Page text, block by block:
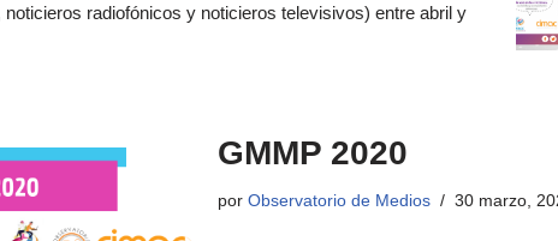
radiofónicos y noticieros televisivos) entre abril y
GMMP 2020
por Observatorio de Medios 30 marzo,